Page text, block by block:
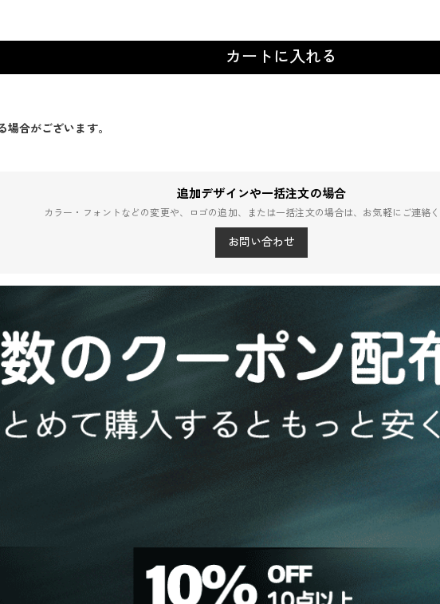
カートに入れる
合がございます。
追加デザインや一括注文の場合
カラー・フォントなどの変更や、ロゴの追加、または一括注文の場合は、お気軽にご連絡く
お問い合わせ